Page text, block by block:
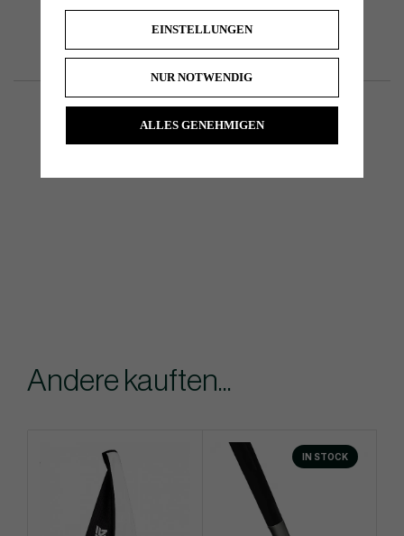
Andere kauften...
IN STOCK
EINSTELLUNGEN
NUR NOTWENDIG
ALLES GENEHMIGEN